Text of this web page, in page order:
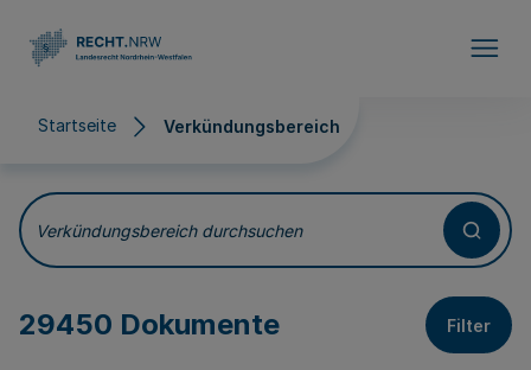
Startseite Verkündungsbereich
Verkündungsbereich
Verkündungsbereich durchsuchen
29450 Dokumente Filter